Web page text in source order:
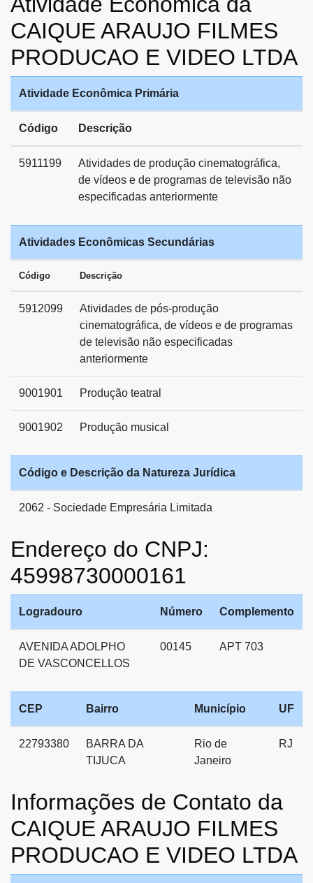
CAIQUE ARAUJO FILMES
PRODUCAO E VIDEO LTDA
Atividade Econômica Primária
Código Descrição
5911199
Atividades de produção cinematográfica,
de vídeos e de programas de televisão não
especificadas anteriormente
Atividades Econômicas Secundárias
Código Descrição
5912099
Atividades de pós-produção
cinematográfica, de vídeos e de programas
de televisão não especificadas
anteriormente
9001901 Produção teatral
9001902 Produção musical
Código e Descrição da Natureza Jurídica
2062 - Sociedade Empresária Limitada
Endereço do CNPJ:
45998730000161
Logradouro Número Complemento
AVENIDA ADOLPHO
DE VASCONCELLOS
00145 APT 703
CEP Bairro Município UF
22793380
BARRA DA
TIJUCA
Rio de
Janeiro
RJ
Informações de Contato da
CAIQUE ARAUJO FILMES
PRODUCAO E VIDEO LTDA